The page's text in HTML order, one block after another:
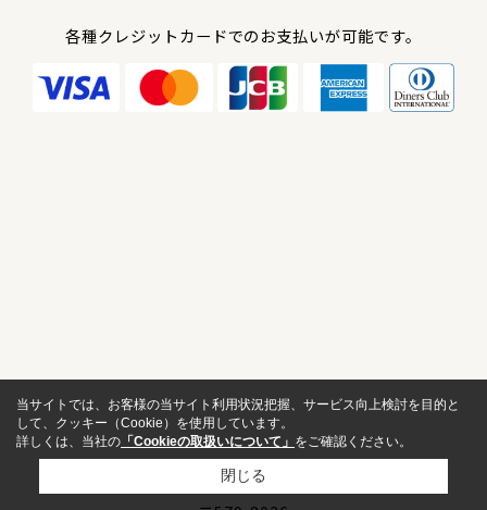
各種クレジットカードでのお支払いが可能です。
関西エース不動産
当サイトでは、お客様の当サイト利用状況把握、サービス向上検討を目的と
して、クッキー（Cookie）を使用しています。
詳しくは、当社の 「Cookieの取扱いについて」 をご確認ください。
閉じる